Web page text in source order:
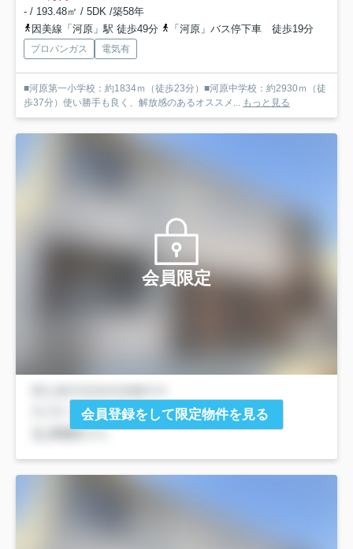
- / 193.48㎡ / 5DK /築58年
因美線「河原」駅 徒歩49分
「河原」バス停下車 徒歩19分
プロパンガス 電気有
■河原第一小学校：約1834ｍ（徒歩23分）■河原中学校：約2930ｍ（徒
歩37分）使い勝手も良く、解放感のあるオススメ... もっと見る
会員限定
会員登録をして限定物件を見る